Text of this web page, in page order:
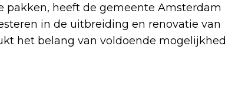
heeft de gemeente Amsterdam
in de uitbreiding en renovatie van
het belang van voldoende